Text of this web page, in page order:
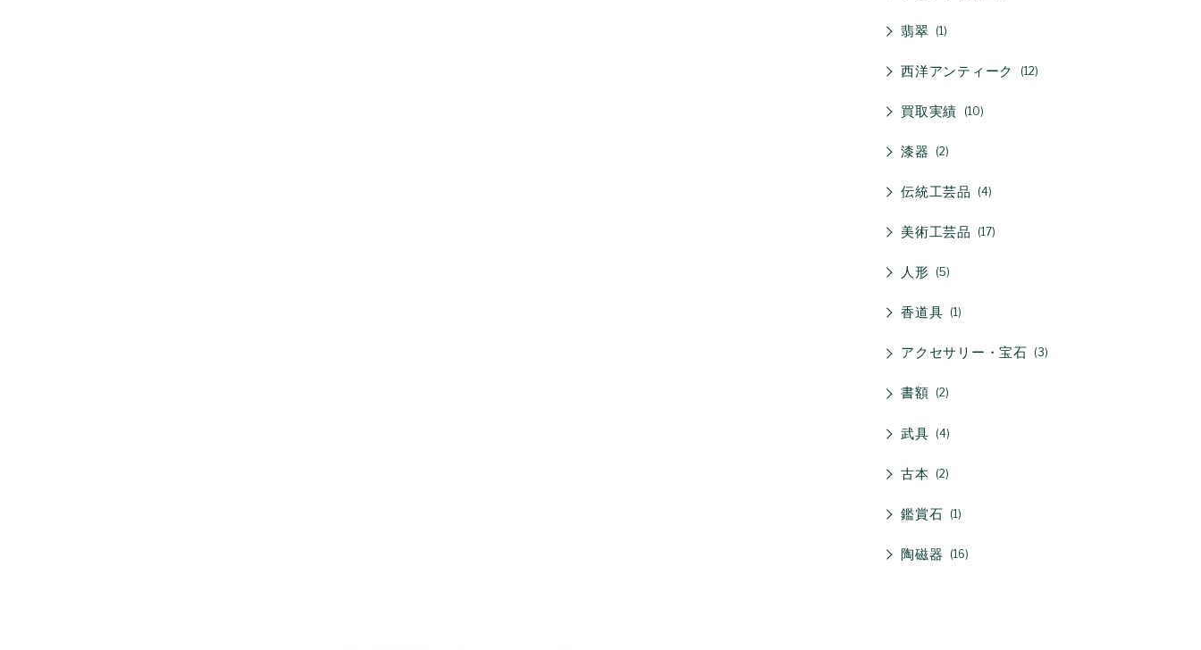
翡翠 1
西洋アンティーク 12
買取実績 10
漆器 2
伝統工芸品 4
美術工芸品 17
人形 5
香道具 1
アクセサリー・宝石 3
書額 2
武具 4
古本 2
鑑賞石 1
陶磁器 16